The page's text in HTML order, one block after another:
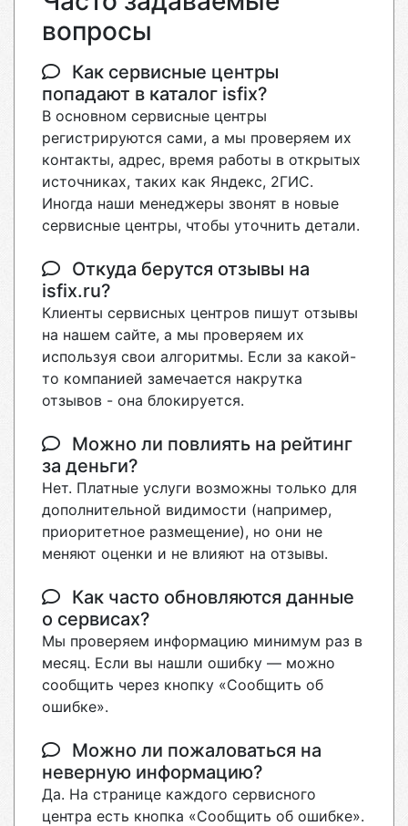
вопросы
Как сервисные центры
попадают в каталог isfix?
В основном сервисные центры
регистрируются сами, а мы проверяем их
контакты, адрес, время работы в открытых
источниках, таких как Яндекс, 2ГИС.
Иногда наши менеджеры звонят в новые
сервисные центры, чтобы уточнить детали.
Откуда берутся отзывы на
isfix.ru?
Клиенты сервисных центров пишут отзывы
на нашем сайте, а мы проверяем их
используя свои алгоритмы. Если за какой-
то компанией замечается накрутка
отзывов - она блокируется.
Можно ли повлиять на рейтинг
за деньги?
Нет. Платные услуги возможны только для
дополнительной видимости (например,
приоритетное размещение), но они не
меняют оценки и не влияют на отзывы.
Как часто обновляются данные
о сервисах?
Мы проверяем информацию минимум раз в
месяц. Если вы нашли ошибку — можно
сообщить через кнопку «Сообщить об
ошибке».
Можно ли пожаловаться на
неверную информацию?
Да. На странице каждого сервисного
центра есть кнопка «Сообщить об ошибке».